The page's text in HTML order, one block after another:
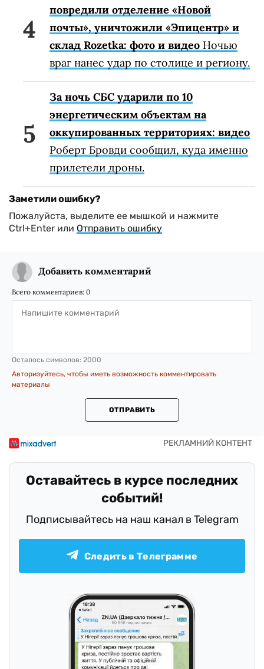
повредили отделение «Новой
почты», уничтожили «Эпицентр» и
склад Rozetka: фото и видео Ночью
враг нанес удар по столице и региону.
За ночь СБС ударили по 10
энергетическим объектам на
оккупированных территориях: видео
Роберт Бровди сообщил, куда именно
прилетели дроны.
Заметили ошибку?
Пожалуйста, выделите ее мышкой и нажмите
Ctrl+Enter или Отправить ошибку
Добавить комментарий
Всего комментариев: 0
Осталось символов: 2000
Авторизуйтесь, чтобы иметь возможность комментировать
материалы
ОТПРАВИТЬ
Оставайтесь в курсе последних
событий!
Подписывайтесь на наш канал в Telegram
Следить в Телеграмме